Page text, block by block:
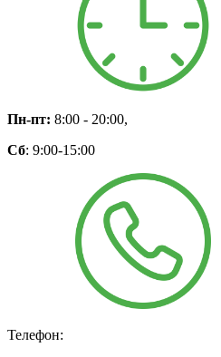
Пн-пт: 8:00 - 20:00,
Сб: 9:00-15:00
Телефон: